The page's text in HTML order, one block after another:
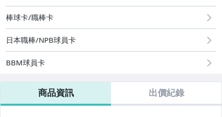
運動、戶外與休閒
棒球卡/職棒卡
日本職棒/NPB球員卡
BBM球員卡
商品資訊 出價紀錄